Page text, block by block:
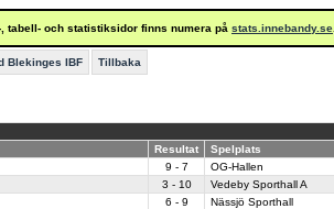
tabell- och statistiksidor finns numera på stats.innebandy.se
Blekinges IBF Tillbaka
Resultat Spelplats
9 - 7
OG-Hallen
3 - 10
Vedeby Sporthall A
6 - 9
Nässjö Sporthall